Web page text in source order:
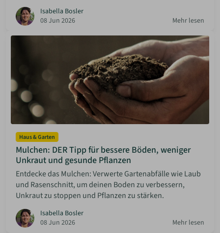
Isabella Bosler
08 Jun 2026
Mehr lesen
Haus & Garten
Mulchen: DER Tipp für bessere Böden, weniger
Unkraut und gesunde Pflanzen
Entdecke das Mulchen: Verwerte Gartenabfälle wie Laub
und Rasenschnitt, um deinen Boden zu verbessern,
Unkraut zu stoppen und Pflanzen zu stärken.
Isabella Bosler
08 Jun 2026
Mehr lesen